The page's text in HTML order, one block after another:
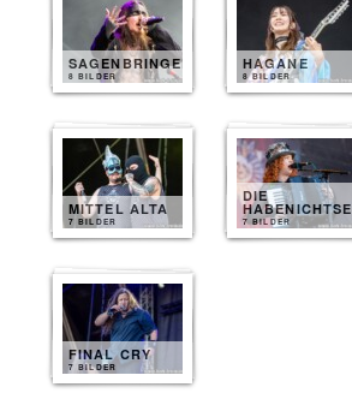
SAGENBRINGER
8 BILDER
HAGANE
8 BILDER
MITTEL ALTA
7 BILDER
DIE
HABENICHTSE
7 BILDER
FINAL CRY
7 BILDER